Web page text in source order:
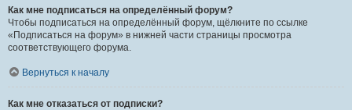
Как мне подписаться на определённый форум?
Чтобы подписаться на определённый форум, щёлкните по ссылке
«Подписаться на форум» в нижней части страницы просмотра
соответствующего форума.
Вернуться к началу
Как мне отказаться от подписки?